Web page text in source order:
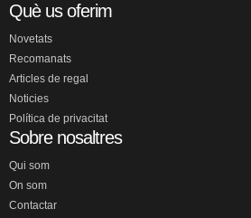
Què us oferim
Novetats
Recomanats
Articles de regal
Noticies
Política de privacitat
Sobre nosaltres
Qui som
On som
Contactar